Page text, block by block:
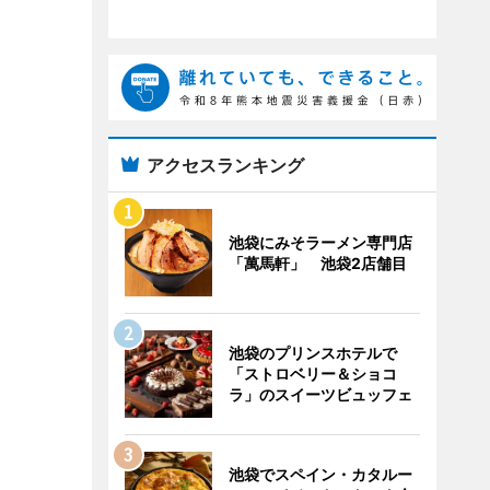
アクセスランキング
池袋にみそラーメン専門店
「萬馬軒」 池袋2店舗目
池袋のプリンスホテルで
「ストロベリー＆ショコ
ラ」のスイーツビュッフェ
池袋でスペイン・カタルー